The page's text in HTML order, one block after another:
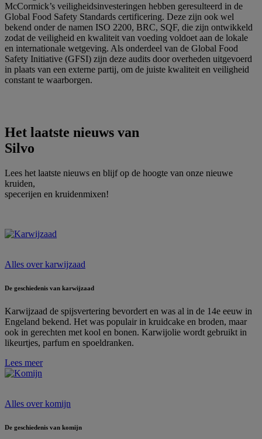
McCormick’s veiligheidsinvesteringen hebben geresulteerd in de
Global Food Safety Standards certificering. Deze zijn ook wel
bekend onder de namen ISO 2200, BRC, SQF, die zijn ontwikkeld
zodat de veiligheid en kwaliteit van voeding voldoet aan de lokale
en internationale wetgeving. Als onderdeel van de Global Food
Safety Initiative (GFSI) zijn deze audits door overheden uitgevoerd
in plaats van een externe partij, om de juiste kwaliteit en veiligheid
constant te waarborgen.
Het laatste nieuws van
Silvo
Lees het laatste nieuws en blijf op de hoogte van onze nieuwe
kruiden,
specerijen en kruidenmixen!
Alles over karwijzaad
De geschiedenis van karwijzaad
Karwijzaad de spijsvertering bevordert en was al in de 14e eeuw in
Engeland bekend. Het was populair in kruidcake en broden, maar
ook in gerechten met kool en bonen. Karwijolie wordt gebruikt in
likeurtjes, parfum en spoeldranken.
Lees meer
Alles over komijn
De geschiedenis van komijn